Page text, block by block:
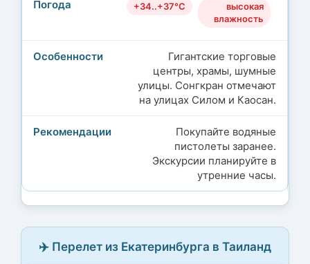
+34..+37°C
высокая
влажность
Гигантские торговые
центры, храмы, шумные
улицы. Сонгкран отмечают
на улицах Силом и Каосан.
Покупайте водяные
пистолеты заранее.
Экскурсии планируйте в
утренние часы.
✈️ Перелет из Екатеринбурга в Таиланд